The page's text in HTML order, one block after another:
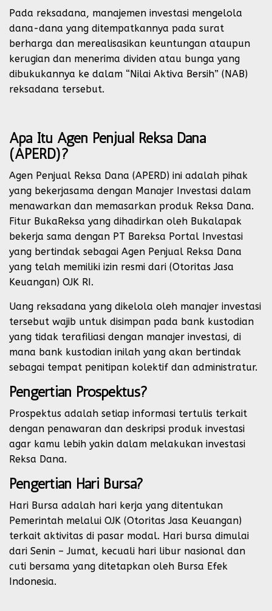
Pada reksadana, manajemen investasi mengelola
dana-dana yang ditempatkannya pada surat
berharga dan merealisasikan keuntungan ataupun
kerugian dan menerima dividen atau bunga yang
dibukukannya ke dalam “Nilai Aktiva Bersih” (NAB)
reksadana tersebut.
Apa Itu Agen Penjual Reksa Dana
(APERD)?
Agen Penjual Reksa Dana (APERD) ini adalah pihak
yang bekerjasama dengan Manajer Investasi dalam
menawarkan dan memasarkan produk Reksa Dana.
Fitur BukaReksa yang dihadirkan oleh Bukalapak
bekerja sama dengan PT Bareksa Portal Investasi
yang bertindak sebagai Agen Penjual Reksa Dana
yang telah memiliki izin resmi dari (Otoritas Jasa
Keuangan) OJK RI.
Uang reksadana yang dikelola oleh manajer investasi
tersebut wajib untuk disimpan pada bank kustodian
yang tidak terafiliasi dengan manajer investasi, di
mana bank kustodian inilah yang akan bertindak
sebagai tempat penitipan kolektif dan administratur.
Pengertian Prospektus?
Prospektus adalah setiap informasi tertulis terkait
dengan penawaran dan deskripsi produk investasi
agar kamu lebih yakin dalam melakukan investasi
Reksa Dana.
Pengertian Hari Bursa?
Hari Bursa adalah hari kerja yang ditentukan
Pemerintah melalui OJK (Otoritas Jasa Keuangan)
terkait aktivitas di pasar modal. Hari bursa dimulai
dari Senin – Jumat, kecuali hari libur nasional dan
cuti bersama yang ditetapkan oleh Bursa Efek
Indonesia.